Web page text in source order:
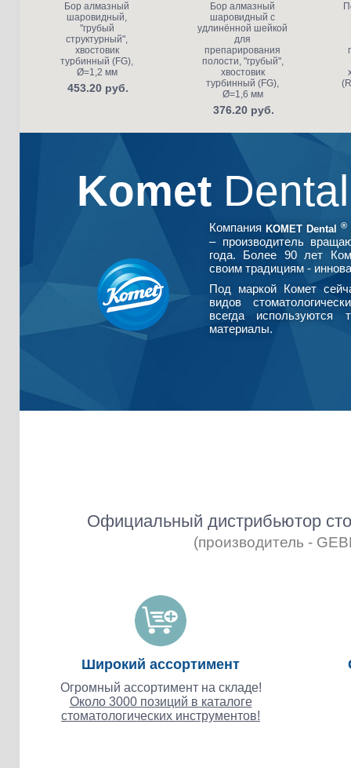
Бор алмазный
шаровидный,
"грубый
структурный",
хвостовик
турбинный (FG),
Ø=1,2 мм
453.20 руб.
Бор алмазный
шаровидный с
удлинённой шейкой
для
препарирования
полости, "грубый",
хвостовик
турбинный (FG),
Ø=1,6 мм
376.20 руб.
Komet
Компания KOMET Dental ®
– производитель
года. Более 90 лет
своим традициям -
Под маркой Комет
видов
всегда используются
материалы.
Официальный дистрибьютор
(производитель -
Широкий ассортимент
Огромный ассортимент на складе!
Около 3000 позиций в каталоге
стоматологических инструментов!